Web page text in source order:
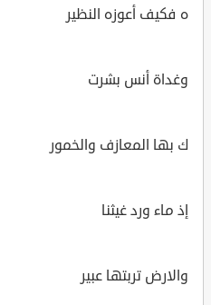
ه فكيف أعوزه النظير
وغداة أنس بشرت
ك بها المعازف والخمور
إذ ماء ورد غيثنا
والارض تربتها عبير